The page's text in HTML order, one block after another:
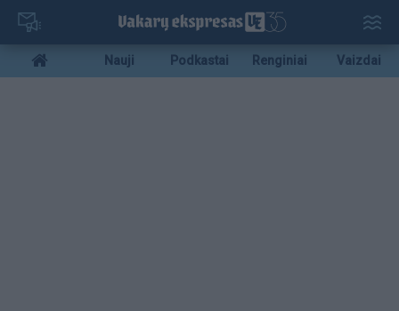
Pereiti
pagrindinį
turinį
Mobile
menu
Nauji Podkastai Renginiai Vaizdai